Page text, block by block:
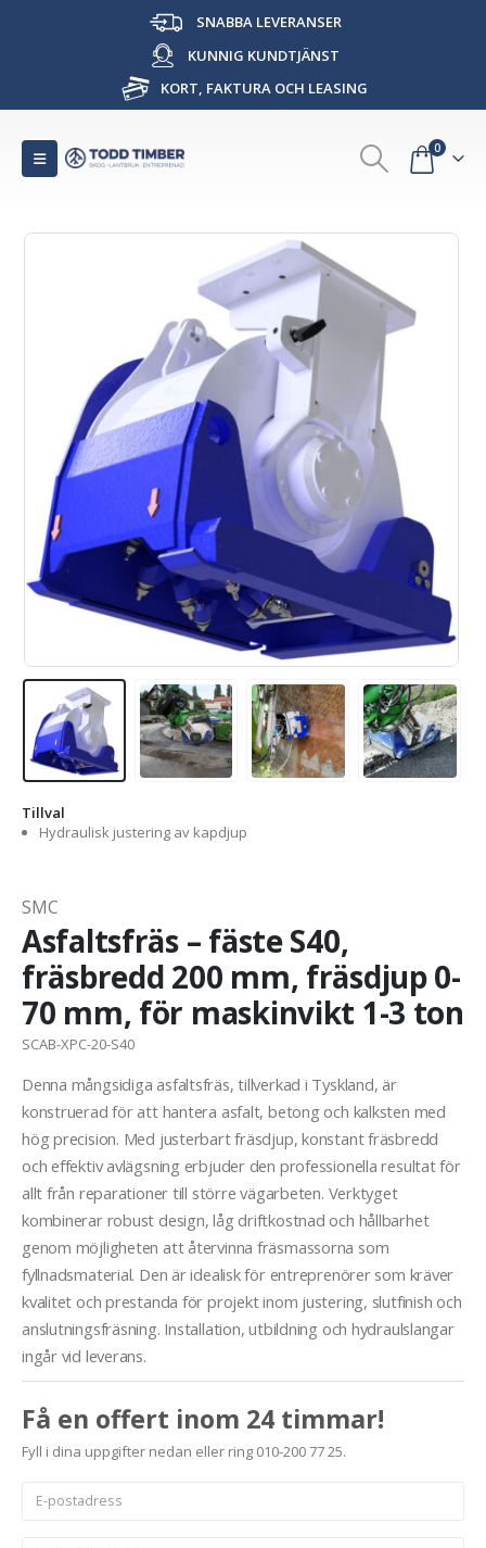
SNABBA LEVERANSER
KUNNIG KUNDTJÄNST
KORT, FAKTURA OCH LEASING
0
Tillval
Hydraulisk justering av kapdjup
SMC
Asfaltsfräs – fäste S40,
fräsbredd 200 mm, fräsdjup 0-
70 mm, för maskinvikt 1-3 ton
SCAB-XPC-20-S40
Denna mångsidiga asfaltsfräs, tillverkad i Tyskland, är
konstruerad för att hantera asfalt, betong och kalksten med
hög precision. Med justerbart fräsdjup, konstant fräsbredd
och effektiv avlägsning erbjuder den professionella resultat för
allt från reparationer till större vägarbeten. Verktyget
kombinerar robust design, låg driftkostnad och hållbarhet
genom möjligheten att återvinna fräsmassorna som
fyllnadsmaterial. Den är idealisk för entreprenörer som kräver
kvalitet och prestanda för projekt inom justering, slutfinish och
anslutningsfräsning. Installation, utbildning och hydraulslangar
ingår vid leverans.
Få en offert inom 24 timmar!
Fyll i dina uppgifter nedan eller ring 010-200 77 25.